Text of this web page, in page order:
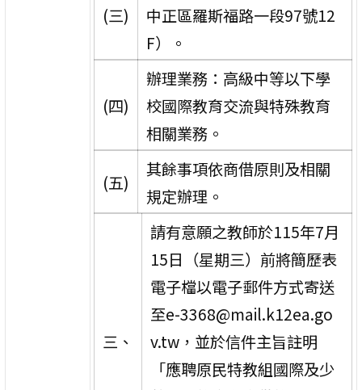
(三)
中正區羅斯福路一段97號12
F）。
(四)
辦理業務：高級中等以下學
校國際教育交流與特殊教育
相關業務。
(五)
其餘事項依商借原則及相關
規定辦理。
三、
請有意願之教師於115年7月
15日（星期三）前將簡歷表
電子檔以電子郵件方式寄送
至e-3368@mail.k12ea.go
v.tw，並於信件主旨註明
「應聘原民特教組國際及少